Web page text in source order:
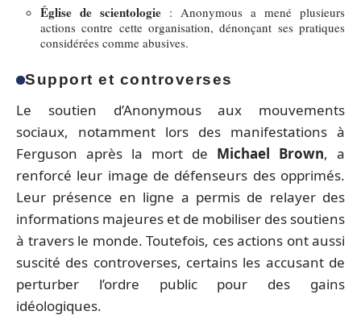
Église de scientologie : Anonymous a mené plusieurs
actions contre cette organisation, dénonçant ses pratiques
considérées comme abusives.
Support et controverses
Le soutien d’Anonymous aux mouvements
sociaux, notamment lors des manifestations à
Ferguson après la mort de Michael Brown, a
renforcé leur image de défenseurs des opprimés.
Leur présence en ligne a permis de relayer des
informations majeures et de mobiliser des soutiens
à travers le monde. Toutefois, ces actions ont aussi
suscité des controverses, certains les accusant de
perturber l’ordre public pour des gains
idéologiques.